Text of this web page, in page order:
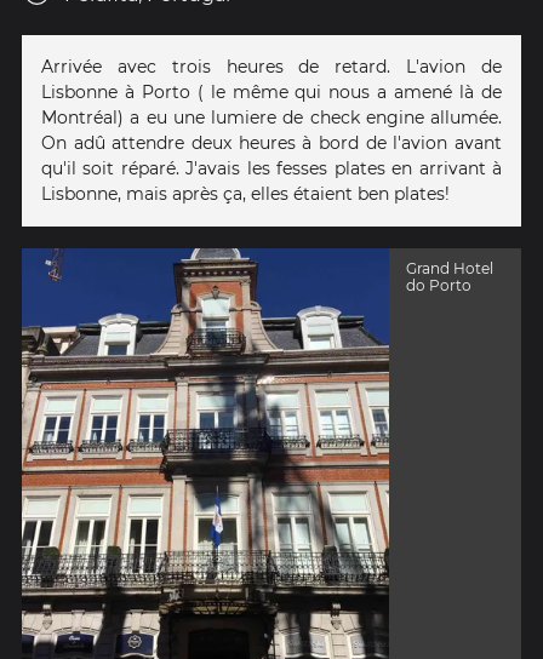
Arrivée avec trois heures de retard. L'avion de
Lisbonne à Porto ( le même qui nous a amené là de
Montréal) a eu une lumiere de check engine allumée.
On adû attendre deux heures à bord de l'avion avant
qu'il soit réparé. J'avais les fesses plates en arrivant à
Lisbonne, mais après ça, elles étaient ben plates!
Grand Hotel
do Porto